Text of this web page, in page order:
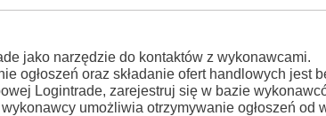
jako narzędzie do kontaktów z wykonawcami.
ogłoszeń oraz składanie ofert handlowych jest
Logintrade, zarejestruj się w bazie
umożliwia otrzymywanie ogłoszeń od